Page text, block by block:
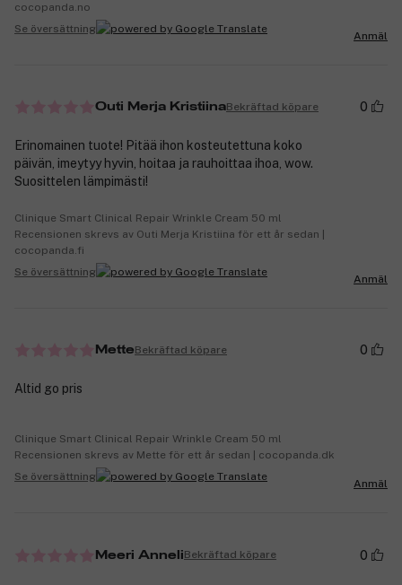
cocopanda.no
Se översättning
Anmäl
Outi Merja KristiinaBekräftad köpare 0
Erinomainen tuote! Pitää ihon kosteutettuna koko
päivän, imeytyy hyvin, hoitaa ja rauhoittaa ihoa, wow.
Suosittelen lämpimästi!
Clinique Smart Clinical Repair Wrinkle Cream 50 ml
Recensionen skrevs av Outi Merja Kristiina för ett år sedan |
cocopanda.fi
Se översättning
Anmäl
MetteBekräftad köpare 0
Altid go pris
Clinique Smart Clinical Repair Wrinkle Cream 50 ml
Recensionen skrevs av Mette för ett år sedan | cocopanda.dk
Se översättning
Anmäl
Meeri AnneliBekräftad köpare 0